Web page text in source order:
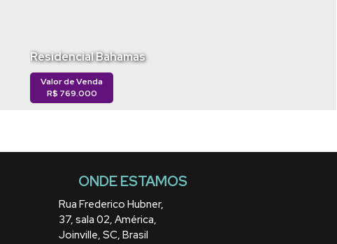
Residencial Bahamas
R$ 769.000
Valor de Venda
ONDE ESTAMOS
Rua Frederico Hubner,
37, sala 02, América,
Joinville, SC, Brasil